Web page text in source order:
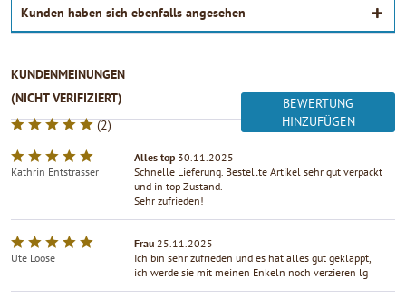
Kunden haben sich ebenfalls angesehen
KUNDENMEINUNGEN
(NICHT VERIFIZIERT)
(2)
BEWERTUNG
HINZUFÜGEN
Kathrin Entstrasser
Alles top 30.11.2025
Schnelle Lieferung. Bestellte Artikel sehr gut verpackt
und in top Zustand.
Sehr zufrieden!
Ute Loose
Frau 25.11.2025
Ich bin sehr zufrieden und es hat alles gut geklappt,
ich werde sie mit meinen Enkeln noch verzieren lg